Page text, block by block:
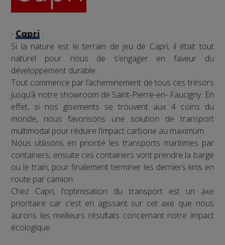
-Capri :
Si la nature est le terrain de jeu de Capri, il était tout
naturel pour nous de s’engager en faveur du
développement durable.
Tout commence par l’acheminement de tous ces trésors
jusqu’à notre showroom de Saint-Pierre-en- Faucigny. En
effet, si nos gisements se trouvent aux 4 coins du
monde, nous favorisons une solution de transport
multimodal pour réduire l’impact carbone au maximum.
Nous utilisons en priorité les transports maritimes par
containers, ensuite ces containers vont prendre la barge
ou le train, pour finalement terminer les derniers kms en
route par camion.
Chez Capri, l’optimisation du transport est un axe
prioritaire car c’est en agissant sur cet axe que nous
aurons les meilleurs résultats concernant notre impact
écologique.